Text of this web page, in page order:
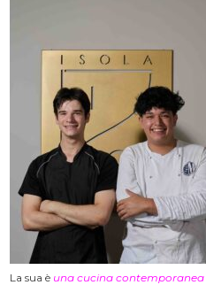
La sua è una cucina contemporanea